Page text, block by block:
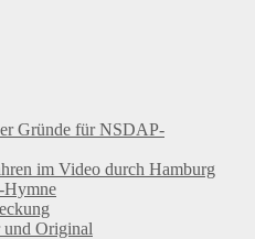
Gründe für NSDAP-
im Video durch Hamburg
Hymne
und Original